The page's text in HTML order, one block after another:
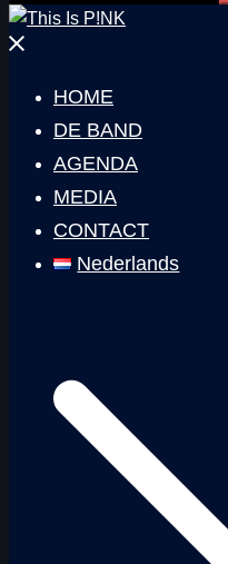
Menu
HOME
DE BAND
AGENDA
MEDIA
CONTACT
Nederlands